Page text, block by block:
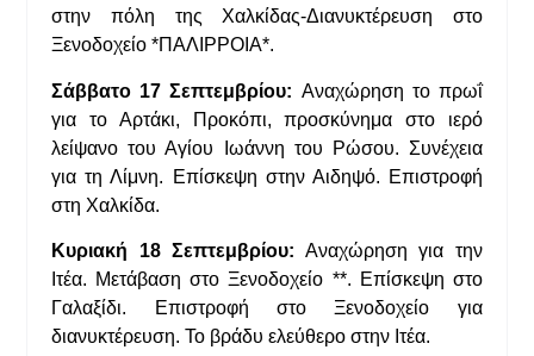
στην πόλη της Χαλκίδας-Διανυκτέρευση στο
Ξενοδοχείο *ΠΑΛΙΡΡΟΙΑ*.
Σάββατο 17 Σεπτεμβρίου: Αναχώρηση το πρωΐ
για το Αρτάκι, Προκόπι, προσκύνημα στο ιερό
λείψανο του Αγίου Ιωάννη του Ρώσου. Συνέχεια
για τη Λίμνη. Επίσκεψη στην Αιδηψό. Επιστροφή
στη Χαλκίδα.
Κυριακή 18 Σεπτεμβρίου: Αναχώρηση για την
Ιτέα. Μετάβαση στο Ξενοδοχείο **. Επίσκεψη στο
Γαλαξίδι. Επιστροφή στο Ξενοδοχείο για
διανυκτέρευση. Το βράδυ ελεύθερο στην Ιτέα.